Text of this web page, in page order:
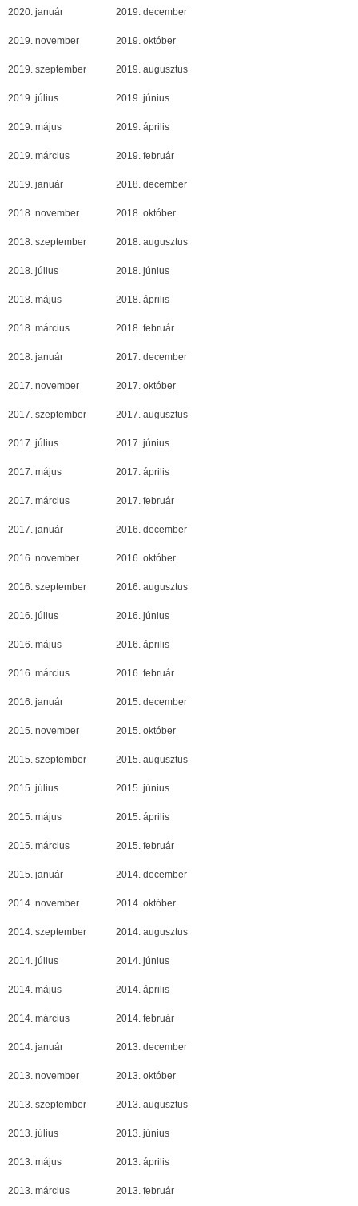
2020. január 2019. december
2019. november 2019. október
2019. szeptember 2019. augusztus
2019. július 2019. június
2019. május 2019. április
2019. március 2019. február
2019. január 2018. december
2018. november 2018. október
2018. szeptember 2018. augusztus
2018. július 2018. június
2018. május 2018. április
2018. március 2018. február
2018. január 2017. december
2017. november 2017. október
2017. szeptember 2017. augusztus
2017. július 2017. június
2017. május 2017. április
2017. március 2017. február
2017. január 2016. december
2016. november 2016. október
2016. szeptember 2016. augusztus
2016. július 2016. június
2016. május 2016. április
2016. március 2016. február
2016. január 2015. december
2015. november 2015. október
2015. szeptember 2015. augusztus
2015. július 2015. június
2015. május 2015. április
2015. március 2015. február
2015. január 2014. december
2014. november 2014. október
2014. szeptember 2014. augusztus
2014. július 2014. június
2014. május 2014. április
2014. március 2014. február
2014. január 2013. december
2013. november 2013. október
2013. szeptember 2013. augusztus
2013. július 2013. június
2013. május 2013. április
2013. március 2013. február